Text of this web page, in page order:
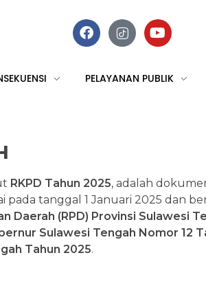
PELAYANAN PUBLIK
RKPD Tahun 2025, adalah
tanggal 1 Januari 2025 dan
Daerah (RPD) Provinsi Sulawesi
Sulawesi Tengah Nomor 12
Tahun 2025.